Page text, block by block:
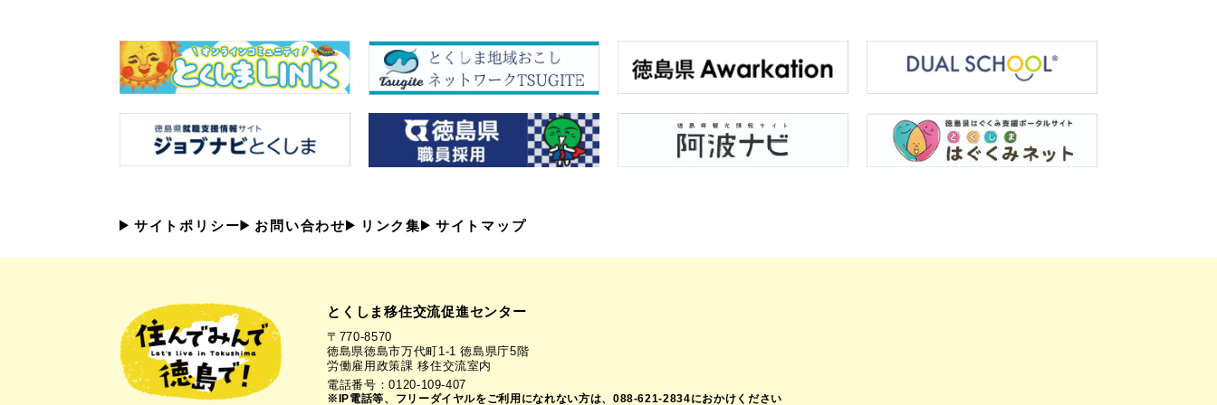
サイトポリシー お問い合わせ リンク集 サイトマップ
とくしま移住交流促進センター
〒770-8570
徳島県徳島市万代町1-1 徳島県庁5階
労働雇用政策課 移住交流室内
電話番号：0120-109-407
※IP電話等、フリーダイヤルをご利用になれない方は、088-621-2834におかけください